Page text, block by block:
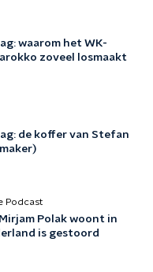
waarom het WK-
zoveel losmaakt
de koffer van Stefan
Podcast
Polak woont in
is gestoord